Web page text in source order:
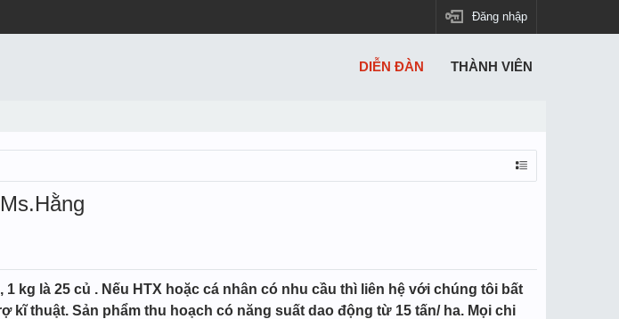
Đăng nhập
kg là 25 củ . Nếu HTX hoặc cá nhân có nhu cầu thì liên hệ với chúng tôi bất
kĩ thuật. Sản phẩm thu hoạch có năng suất dao động từ 15 tấn/ ha. Mọi chi
DIỄN ĐÀN THÀNH VIÊN